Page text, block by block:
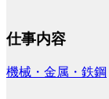
仕事内容
機械・金属・鉄鋼